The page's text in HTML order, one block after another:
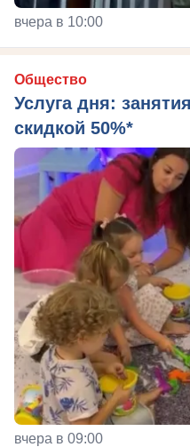
вчера в 10:00
Общество
Услуга дня:
скидкой 50%*
вчера в 09:00